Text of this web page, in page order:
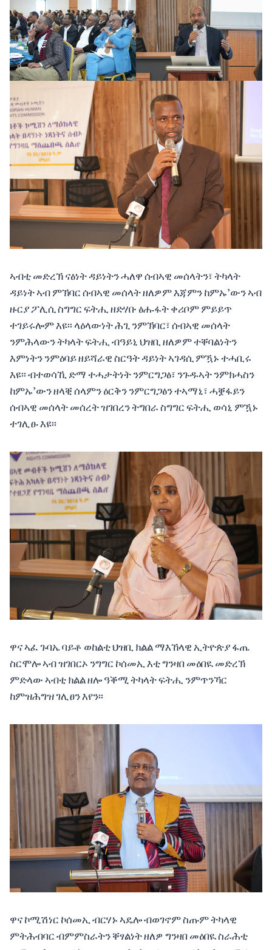
ኣብቲ መድረኽ ናፅነት ዳይነትን ሓለዋ ሰብኣዊ መሰላትን፣ ትካላት
ዳይነት ኣብ ምኽባር ሰብኣዊ መሰላት ዘለዎም እጃምን ከምኡ’ውን ኣብ
ዙርያ ፖሊሲ ስግግር ፍትሒ ዘድሃቡ ፅሑፋት ቀሪቦም ምይይጥ
ተገይሩሎም እዩ፡፡ ላዕላውነት ሕጊ ንምኽባር፣ ሰብኣዊ መሰላት
ንምሕላውን ትካላት ፍትሒ ብዓይኒ ህዝቢ ዘለዎም ተቐባልነትን
እምነትን ንምዕባይ ዘይሻራዊ ስርዓት ዳይነት ኣገዳሲ ምዃኑ ተሓቢሩ
እዩ፡፡ ብተወሳኺ ድማ ተሓታትነት ንምርግጋፅ፣ ንጉዱኣት ንምክሓስን
ከምኡ’ውን ዘላቒ ሰላምን ዕርቅን ንምርግጋፅን ተኣማኒ፣ ሓቛፋይን
ሰብኣዊ መሰላት መሰረት ዝገበረን ትግበራ ስግግር ፍትሒ ወሳኒ ምዃኑ
ተገሊፁ እዩ፡፡
ዋና ኣፈ ጉባኤ ባይቶ ወከልቲ ህዝቢ ክልል ማእኸላዊ ኢትዮጵያ ፋጤ
ስርሞሎ ኣብ ዝገበርኦ ንግግር ኮሰመኢ እቲ ግንዛበ መዕበዪ መድረኽ
ምድላው ኣብቲ ክልል ዘሎ ዓቕሚ ትካላት ፍትሒ ንምጥንኻር
ከምዝሕግዝ ገሊፀን እየን፡፡
ዋና ኮሚሽነር ኮሰመኢ ብርሃኑ ኣዴሎ ብወገኖም ስጡም ትካላዊ
ምትሕብባር ብምምስራትን ቐፃልነት ዘለዎ ግንዛበ መዕበዪ ስራሕቲ